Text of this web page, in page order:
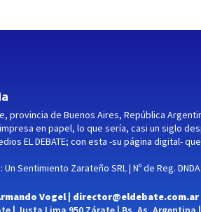
provincia de Buenos Aires, República
en papel, lo que sería, casi un siglo
EL DEBATE; con esta -su página digital-
Un Sentimiento Zarateño SRL | Nº de Reg.
Vogel | director@eldebate.com.ar